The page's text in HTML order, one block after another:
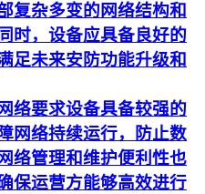
复杂多变的网络结构和
时，设备应具备良好的
足未来安防功能升级和
络要求设备具备较强的
网络持续运行，防止数
络管理和维护便利性也
保运营方能够高效进行